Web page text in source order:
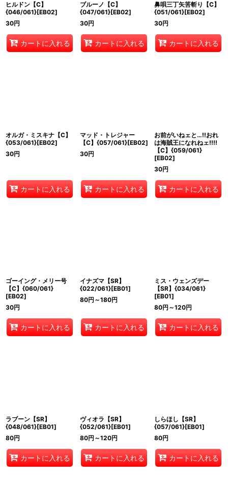
ヒルドン【C】
{046/061}[EB02]
30円
カートに入れる
ブルーノ【C】
{047/061}[EB02]
30円
カートに入れる
鼻唄三丁矢筈斬り【C】
{051/061}[EB02]
30円
カートに入れる
オルガ・ミスキナ【C】
{053/061}[EB02]
30円
カートに入れる
マッド・トレジャー
【C】{057/061}[EB02]
30円
カートに入れる
お前がいねェと…!!おれ
は海賊王になれねェ!!!!
【C】{059/061}
[EB02]
30円
カートに入れる
ゴーイング・メリー号
【C】{060/061}
[EB02]
30円
カートに入れる
イナズマ【SR】
{022/061}[EB01]
80円 ～180円
カートに入れる
ミス・ウェンズデー
【SR】{034/061}
[EB01]
80円 ～120円
カートに入れる
ラブーン【SR】
{048/061}[EB01]
80円
カートに入れる
ヴィオラ【SR】
{052/061}[EB01]
80円 ～120円
カートに入れる
しらほし【SR】
{057/061}[EB01]
80円
カートに入れる